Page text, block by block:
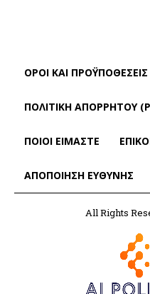
ΌΡΟΙ ΚΑΙ ΠΡΟΫΠΟΘΈΣΕΙΣ
ΠΟΛΙΤΙΚΗ ΑΠΟΡΡΗΤΟΥ
ΠΟΙΟΙ ΕΙΜΑΣΤΕ
ΑΠΟΠΟΊΗΣΗ ΕΥΘΎΝΗΣ
All Rights